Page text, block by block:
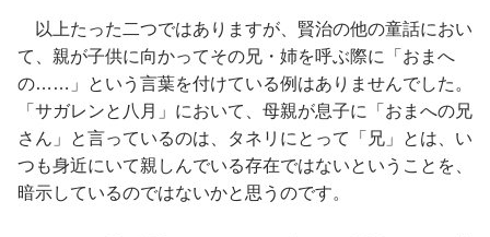
以上たった二つではありますが、賢治の他の童話におい
て、親が子供に向かってその兄・姉を呼ぶ際に「おまへ
の……」という言葉を付けている例はありませんでした。
「サガレンと八月」において、母親が息子に「おまへの兄
さん」と言っているのは、タネリにとって「兄」とは、い
つも身近にいて親しんでいる存在ではないということを、
暗示しているのではないかと思うのです。